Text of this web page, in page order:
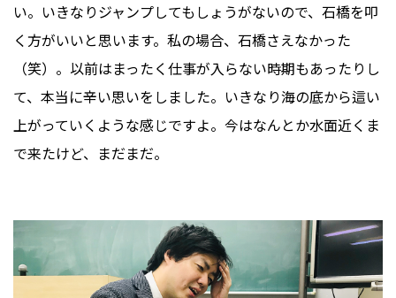
い。いきなりジャンプしてもしょうがないので、石橋を叩
く方がいいと思います。私の場合、石橋さえなかった
（笑）。以前はまったく仕事が入らない時期もあったりし
て、本当に辛い思いをしました。いきなり海の底から這い
上がっていくような感じですよ。今はなんとか水面近くま
で来たけど、まだまだ。